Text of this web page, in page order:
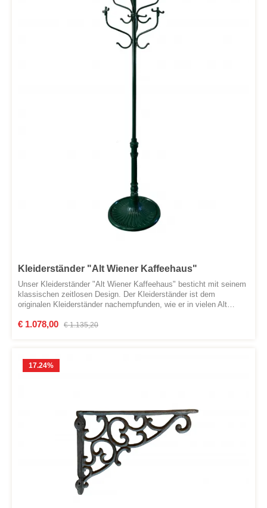
Kleiderständer "Alt Wiener Kaffeehaus"
Unser Kleiderständer "Alt Wiener Kaffeehaus" besticht mit seinem
klassischen zeitlosen Design. Der Kleiderständer ist dem
originalen Kleiderständer nachempfunden, wie er in vielen Alt
massivem Gusseisen und weist somit eine sehr gute
Verkaufspreis:
€ 1.078,00 Regulärer Preis:
€ 1.135,20
17.24%